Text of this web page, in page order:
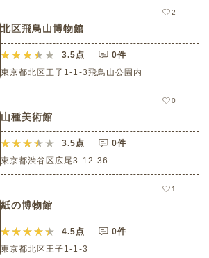
2
北区飛鳥山博物館
3.5点
0件
東京都北区王子1-1-3飛鳥山公園内
0
山種美術館
3.5点
0件
東京都渋谷区広尾3-12-36
1
紙の博物館
4.5点
0件
東京都北区王子1-1-3